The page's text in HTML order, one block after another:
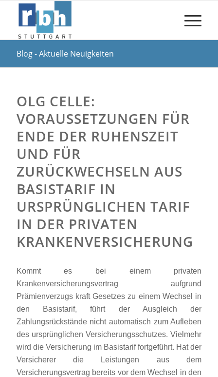
Blog - Aktuelle Neuigkeiten
OLG CELLE:
VORAUSSETZUNGEN FÜR
ENDE DER RUHENSZEIT
UND FÜR
ZURÜCKWECHSELN AUS
BASISTARIF IN
URSPRÜNGLICHEN TARIF
IN DER PRIVATEN
KRANKENVERSICHERUNG
Kommt es bei einem privaten
Krankenversicherungsvertrag aufgrund
Prämienverzugs kraft Gesetzes zu einem Wechsel in
den Basistarif, führt der Ausgleich der
Zahlungsrückstände nicht automatisch zum Aufleben
des ursprünglichen Versicherungsschutzes. Vielmehr
wird die Versicherung im Basistarif fortgeführt. Hat der
Versicherer die Leistungen aus dem
Versicherungsvertrag bereits vor dem Wechsel in den